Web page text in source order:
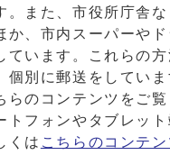
。また、市役所庁舎
か、市内スーパーや
ています。これらの
個別に郵送をしていま
らのコンテンツをご覧
トフォンやタブレット
くは こちらのコンテン